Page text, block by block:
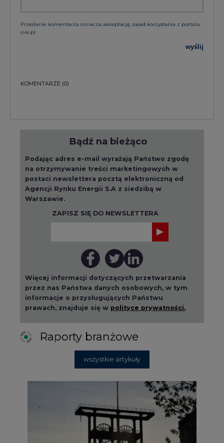
Przesłanie komentarza oznacza akceptację zasad korzystania z portalu
cire.pl
wyślij
KOMENTARZE (0)
Bądź na bieżąco
Podając adres e-mail wyrażają Państwo zgodę
na otrzymywanie treści marketingowych w
postaci newslettera pocztą elektroniczną od
Agencji Rynku Energii S.A z siedzibą w
Warszawie.
ZAPISZ SIĘ DO NEWSLETTERA
Więcej informacji dotyczących przetwarzania
przez nas Państwa danych osobowych, w tym
informacje o przysługujących Państwu
prawach, znajduje się w polityce prywatności.
Raporty branżowe
wszystkie artykuły